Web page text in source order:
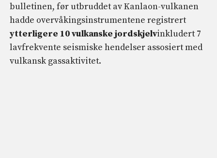
bulletinen, før utbruddet av Kanlaon-vulkanen
hadde overvåkingsinstrumentene registrert
ytterligere 10 vulkanske jordskjelvinkludert 7
lavfrekvente seismiske hendelser assosiert med
vulkansk gassaktivitet.